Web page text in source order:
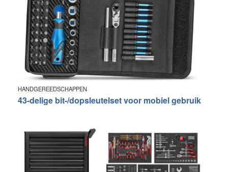
HANDGEREEDSCHAPPEN
43-delige bit-/dopsleutelset voor mobiel gebruik